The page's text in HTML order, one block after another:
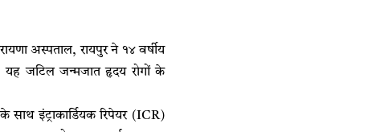
अस्पताल, रायपुर ने १४ वर्षीय
यह जटिल जन्मजात हृदय रोगों के
इंट्राकार्डियक रिपेयर (ICR)